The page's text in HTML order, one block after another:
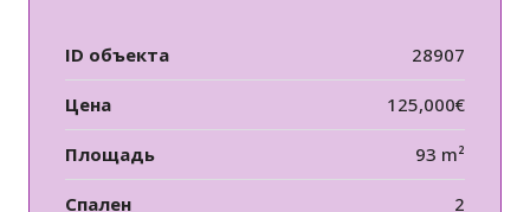
ID объекта 28907
Цена 125,000€
Площадь 93 m²
Спален 2